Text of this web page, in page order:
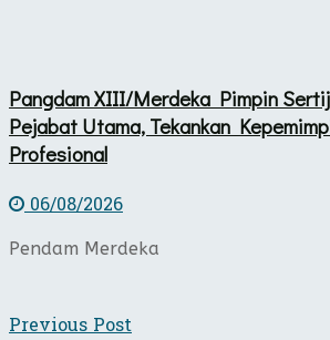
Pangdam XIII/Merdeka Pimpin
Pejabat Utama, Tekankan
Profesional
06/08/2026
Pendam Merdeka
Previous Post